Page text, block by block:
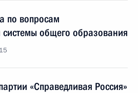
по вопросам
системы общего образования
«Справедливая Россия»